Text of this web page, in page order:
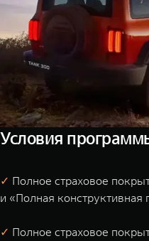
Условия
✓ Полное страховое
и «Полная конструктивная
✓ Полное страховое